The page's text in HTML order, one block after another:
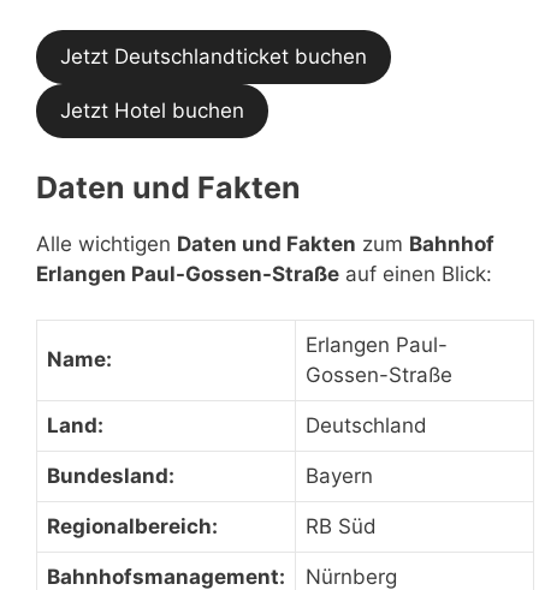
Jetzt Deutschlandticket buchen
Jetzt Hotel buchen
Daten und Fakten
Alle wichtigen Daten und Fakten zum Bahnhof
Erlangen Paul-Gossen-Straße auf einen Blick:
Name:
Erlangen Paul-
Gossen-Straße
Land: Deutschland
Bundesland: Bayern
Regionalbereich: RB Süd
Bahnhofsmanagement: Nürnberg